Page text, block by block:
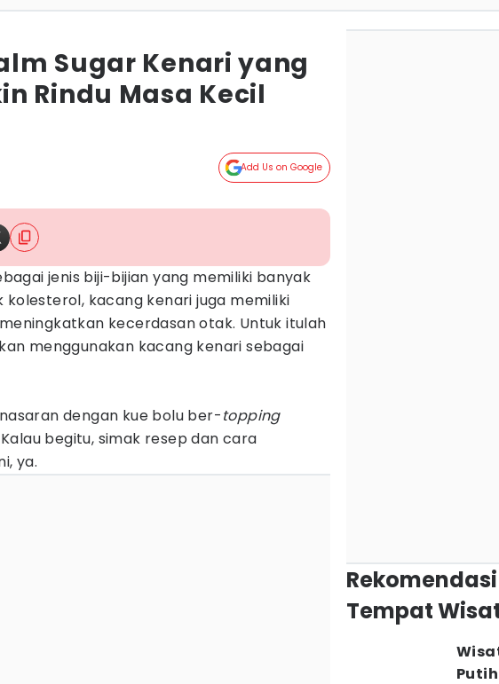
Sugar Kenari yang
Rindu Masa Kecil
Add Us on Google
jenis biji-bijian yang memiliki banyak
kolesterol, kacang kenari juga memiliki
kecerdasan otak. Untuk itulah
menggunakan kacang kenari sebagai
dengan kue bolu ber-topping
begitu, simak resep dan cara
ya.
Rekomendasi
Tempat